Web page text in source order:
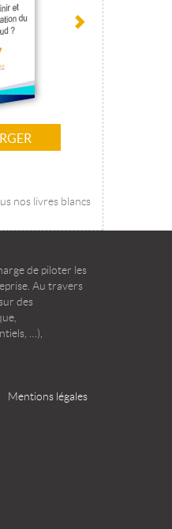
nos livres blancs
de piloter les
Au travers
des
…),
Mentions légales